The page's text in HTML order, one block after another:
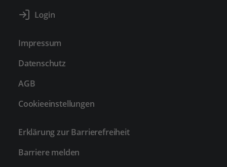
Impressum
Datenschutz
AGB
Cookieeinstellungen
Erklärung zur Barrierefreiheit
Barriere melden